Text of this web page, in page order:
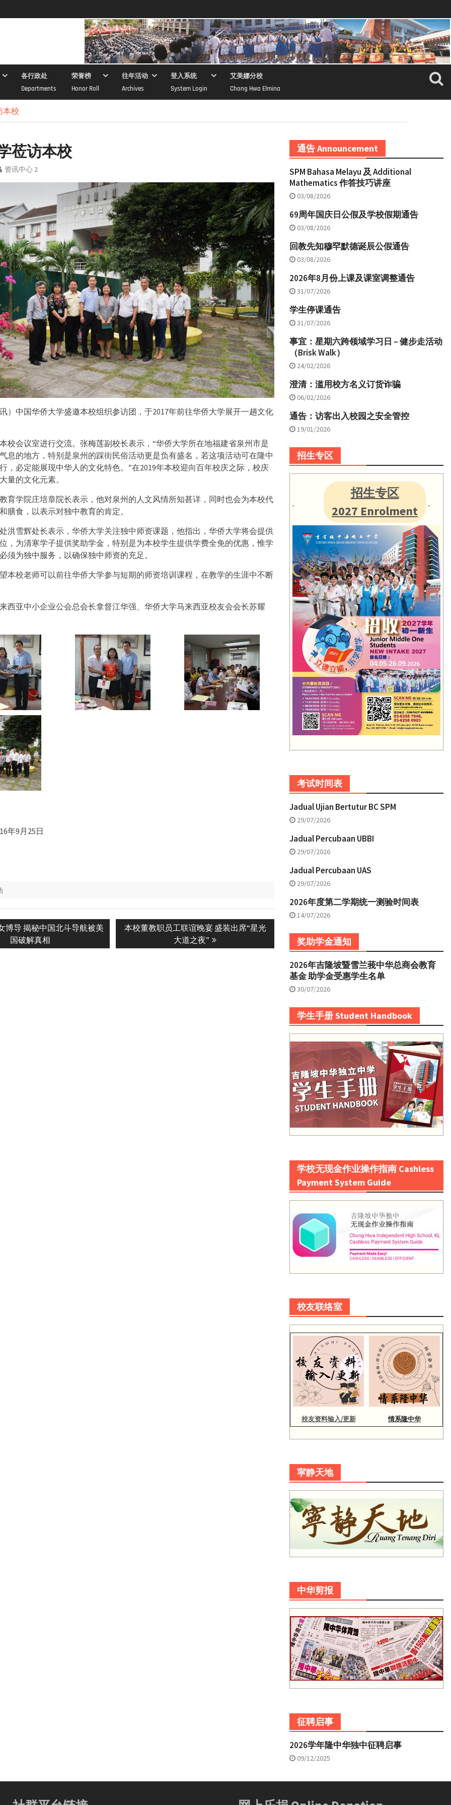
各行政处
Departments
荣誉榜
Honor Roll
往年活动
Archives
登入系统
System Login
艾美娜分校
Chong Hwa Elmina
本校
莅访本校
资讯中心 2
）中国华侨大学盛邀本校组织参访团，于2017年前往华侨大学展开一趟文化
校会议室进行交流。张梅莲副校长表示，“华侨大学所在地福建省泉州市是
息的地方，特别是泉州的踩街民俗活动更是负有盛名，若这项活动可在隆中
，必定能展现中华人的文化特色。”在2019年本校迎向百年校庆之际，校庆
量的文化元素。
育学院庄培章院长表示，他对泉州的人文风情所知甚详，同时也会为本校代
膳食，以表示对独中教育的肯定。
洪雪辉处长表示，华侨大学关注独中师资课题，他指出，华侨大学将会提供
，为清寒学子提供奖助学金，特别是为本校学生提供学费全免的优惠，惟学
须为独中服务，以确保独中师资的充足。
本校老师可以前往华侨大学参与短期的师资培训课程，在教学的生涯中不断
西亚中小企业公会总会长拿督江华强、华侨大学马来西亚校友会会长苏耀
年9月25日
博导 揭秘中国北斗导航被美
国破解真相
Next
本校董教职员工联谊晚宴 盛装出席“星光
大道之夜”
通告 Announcement
SPM Bahasa Melayu 及 Additional
Mathematics 作答技巧讲座
03/08/2026
69周年国庆日公假及学校假期通告
03/08/2026
回教先知穆罕默德诞辰公假通告
03/08/2026
2026年8月份上课及课室调整通告
31/07/2026
学生停课通告
31/07/2026
事宜：星期六跨领域学习日 – 健步走活动
（Brisk Walk）
24/02/2026
澄清：滥用校方名义订货诈骗
06/02/2026
通告：访客出入校园之安全管控
19/01/2026
招生专区
招生专区
2027 Enrolment
考试时间表
Jadual Ujian Bertutur BC SPM
29/07/2026
Jadual Percubaan UBBI
29/07/2026
Jadual Percubaan UAS
29/07/2026
2026年度第二学期统一测验时间表
14/07/2026
奖助学金通知
2026年吉隆坡暨雪兰莪中华总商会教育
基金 助学金受惠学生名单
30/07/2026
学生手册 Student Handbook
学校无现金作业操作指南 Cashless
Payment System Guide
校友联络室
校友资料输入/更新 情系隆中华
寜静天地
中华剪报
征聘启事
2026学年隆中华独中征聘启事
09/12/2025